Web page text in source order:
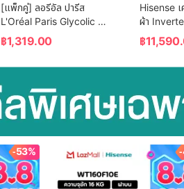
[แพ็กคู่] ลอรีอัล ปารีส
L'Oréal Paris Glycolic
Bright Anti-Dark Spot
Brightening Serum 30ml
x2 เซรั่มผิวโกลว์ลดจุด
฿1,319.00
Hisense
ผ้า
10.5 กก.+
(ไม่มีบริกา
฿
-53%